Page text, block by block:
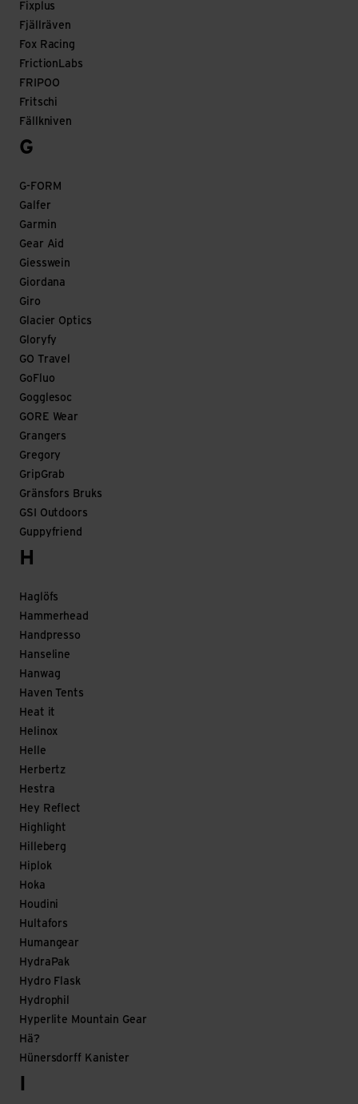
Fixplus
Fjällräven
Fox Racing
FrictionLabs
FRIPOO
Fritschi
Fällkniven
G
G-FORM
Galfer
Garmin
Gear Aid
Giesswein
Giordana
Giro
Glacier Optics
Gloryfy
GO Travel
GoFluo
Gogglesoc
GORE Wear
Grangers
Gregory
GripGrab
Gränsfors Bruks
GSI Outdoors
Guppyfriend
H
Haglöfs
Hammerhead
Handpresso
Hanseline
Hanwag
Haven Tents
Heat it
Helinox
Helle
Herbertz
Hestra
Hey Reflect
Highlight
Hilleberg
Hiplok
Hoka
Houdini
Hultafors
Humangear
HydraPak
Hydro Flask
Hydrophil
Hyperlite Mountain Gear
Hä?
Hünersdorff Kanister